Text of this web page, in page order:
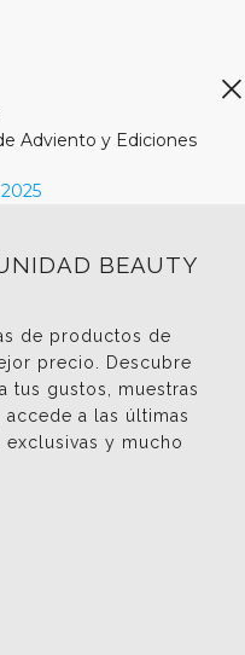
Adviento y Ediciones
BEAUTY
de productos de
precio. Descubre
tus gustos, muestras
a las últimas
y mucho